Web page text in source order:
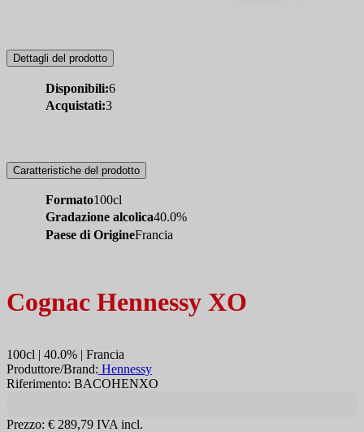
Dettagli del prodotto
Disponibili:6
Acquistati:3
Caratteristiche del prodotto
Formato100cl
Gradazione alcolica40.0%
Paese di OrigineFrancia
Cognac Hennessy XO
100cl | 40.0% | Francia
Produttore/Brand: Hennessy
Riferimento: BACOHENXO
Prezzo: € 289,79 IVA incl.